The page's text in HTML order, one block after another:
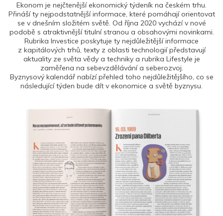
Ekonom je nejčtenější ekonomický týdeník na českém trhu.
Přináší ty nejpodstatnější informace, které pomáhají orientovat
se v dnešním složitém světě. Od října 2020 vychází v nové
podobě s atraktivnější titulní stranou a obsahovými novinkami.
Rubrika Investice poskytuje ty nejdůležitější informace
z kapitálových trhů, texty z oblasti technologií představují
aktuality ze světa vědy a techniky a rubrika Lifestyle je
zaměřena na sebevzdělávání a seberozvoj.
Byznysový kalendář nabízí přehled toho nejdůležitějšího, co se
následující týden bude dít v ekonomice a světě byznysu.